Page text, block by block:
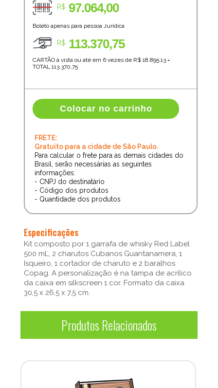
R$ 97.064,00
Boleto apenas para pessoa Jurídica
R$ 113.370,75
CARTÃO à vista ou até em 6 vezes de R$ 18.895,13=
TOTAL 113.370,75
Colocar no carrinho
FRETE:
Gratuito para a cidade de São Paulo.
Para calcular o frete para as demais cidades do
Brasil, serão necessárias as seguintes
informações:
- CNPJ do destinatário
- Código dos produtos
- Quantidade dos produtos
Especificações
Kit composto por 1 garrafa de whisky Red Label
500 mL, 2 charutos Cubanos Guantanamera, 1
Isqueiro, 1 cortador de charuto e 2 baralhos
Copag. A personalização é na tampa de acrílico
da caixa em silkscreen 1 cor. Formato da caixa
30,5 x 26,5 x 7,5 cm.
Produtos Relacionados